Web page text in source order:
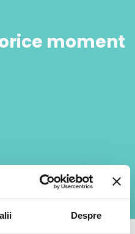
Despre
moment